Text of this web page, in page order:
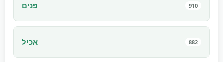
פנים 910
אכיל 882